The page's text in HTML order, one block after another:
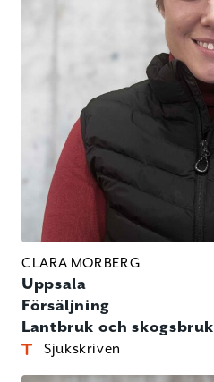
CLARA MORBERG
Uppsala
Försäljning
Lantbruk och skogsbruk
Sjukskriven